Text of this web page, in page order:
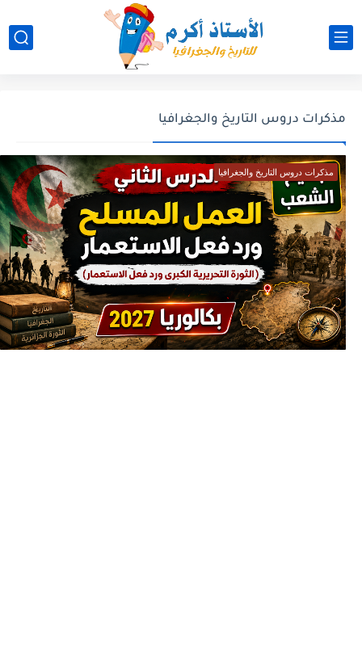
مذكرات دروس التاريخ والجغرافيا
مذكرات دروس التاريخ والجغرافيا